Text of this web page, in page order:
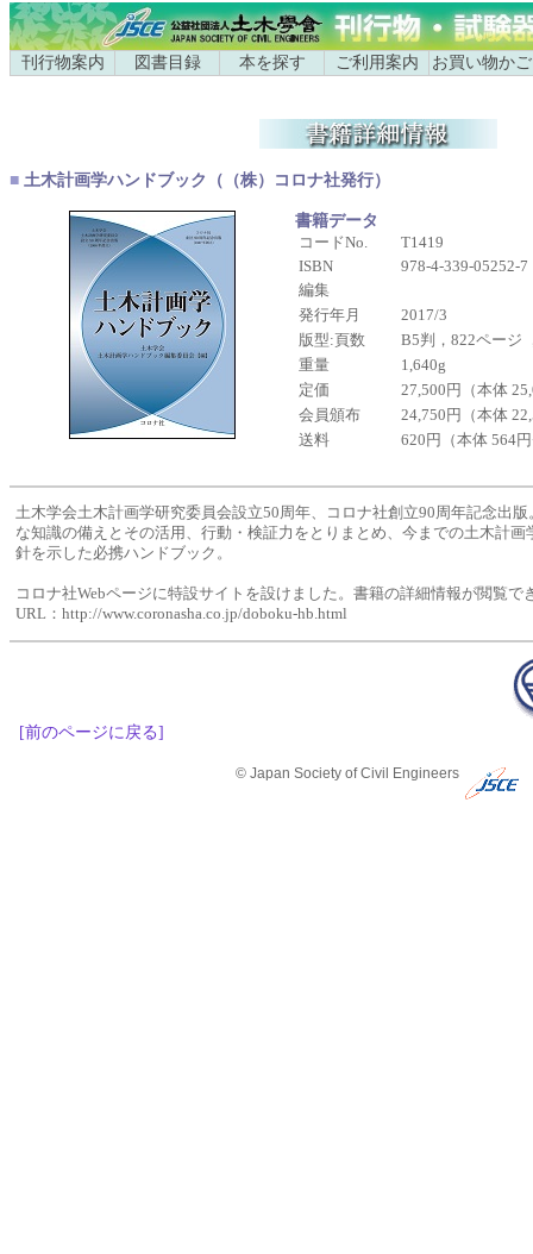
刊行物案内 図書目録 本を探す ご利用案内 お買い物かご
■ 土木計画学ハンドブック（（株）コロナ社発行）
書籍データ
コードNo.
T1419
ISBN
978-4-339-05252-7
編集
発行年月
2017/3
版型:頁数
B5判，822ページ
重量
1,640g
定価
27,500円（本体
会員頒布
24,750円（本体
送料
620円（本体 564
土木学会土木計画学研究委員会設立50周年、コロナ社創立90周年記念出
な知識の備えとその活用、行動・検証力をとりまとめ、今までの土木計
針を示した必携ハンドブック。
コロナ社Webページに特設サイトを設けました。書籍の詳細情報が閲覧で
URL：http://www.coronasha.co.jp/doboku-hb.html
[前のページに戻る]
© Japan Society of Civil Engineers